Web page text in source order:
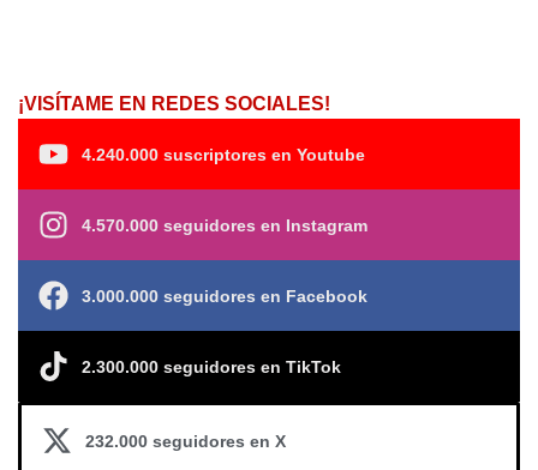
¡VISÍTAME EN REDES SOCIALES!
4.240.000 suscriptores en Youtube
4.570.000 seguidores en Instagram
3.000.000 seguidores en Facebook
2.300.000 seguidores en TikTok
232.000 seguidores en X